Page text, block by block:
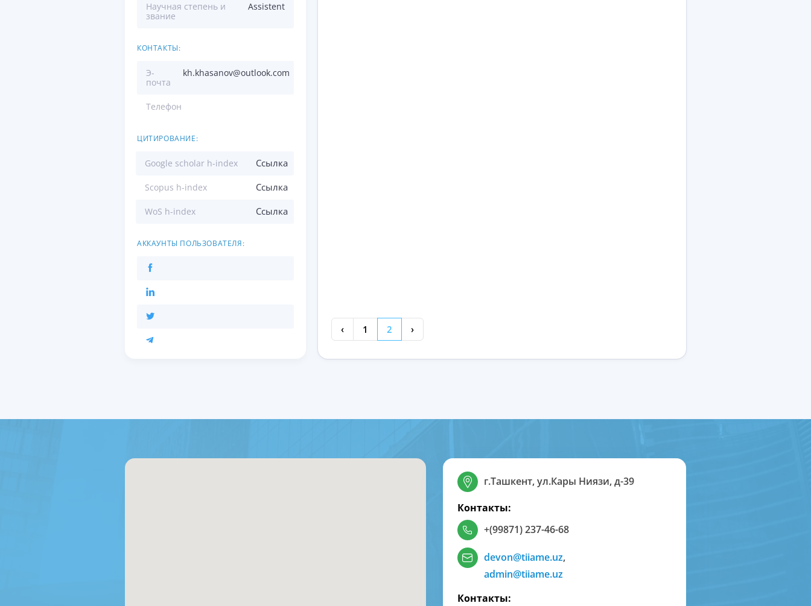
Научная степень и
звание
Assistent
КОНТАКТЫ:
Э-
почта
kh.khasanov@outlook.com
Телефон
ЦИТИРОВАНИЕ:
Google scholar h-index Ссылка
Scopus h-index Ссылка
WoS h-index Ссылка
АККАУНТЫ ПОЛЬЗОВАТЕЛЯ:
‹ 1 2 ›
г.Ташкент, ул.Кары Ниязи, д-39
Контакты:
+(99871) 237-46-68
devon@tiiame.uz,
admin@tiiame.uz
Контакты: